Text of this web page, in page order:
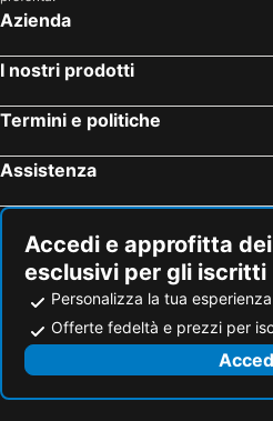
Azienda
I nostri prodotti
Termini e politiche
Assistenza
Accedi e approfitta
esclusivi per gli iscritti
Personalizza la tua esperienza
Offerte fedeltà e prezzi per